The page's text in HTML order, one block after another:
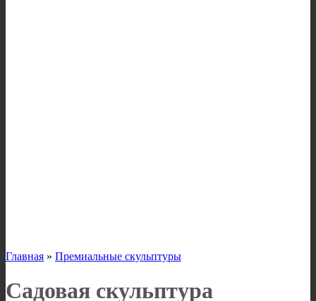
Главная » Премиальные скульптуры
Садовая скульптура